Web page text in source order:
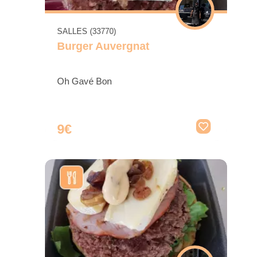
SALLES (33770)
Burger Auvergnat
Oh Gavé Bon
9€